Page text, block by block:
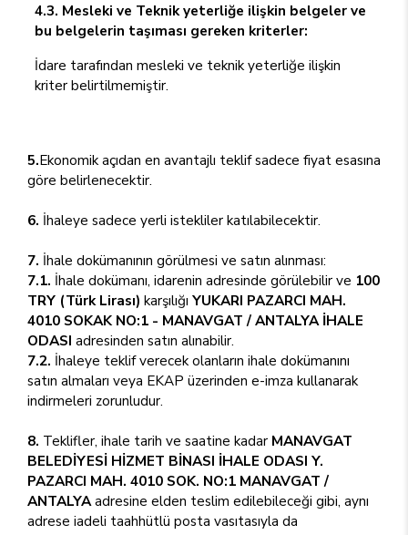
4.3. Mesleki ve Teknik yeterliğe ilişkin belgeler ve
bu belgelerin taşıması gereken kriterler:
İdare tarafından mesleki ve teknik yeterliğe ilişkin
kriter belirtilmemiştir.
5.Ekonomik açıdan en avantajlı teklif sadece fiyat esasına
göre belirlenecektir.
6. İhaleye sadece yerli istekliler katılabilecektir.
7. İhale dokümanının görülmesi ve satın alınması:
7.1. İhale dokümanı, idarenin adresinde görülebilir ve 100
TRY (Türk Lirası) karşılığı YUKARI PAZARCI MAH.
4010 SOKAK NO:1 - MANAVGAT / ANTALYA İHALE
ODASI adresinden satın alınabilir.
7.2. İhaleye teklif verecek olanların ihale dokümanını
satın almaları veya EKAP üzerinden e-imza kullanarak
indirmeleri zorunludur.
8. Teklifler, ihale tarih ve saatine kadar MANAVGAT
BELEDİYESİ HİZMET BİNASI İHALE ODASI Y.
PAZARCI MAH. 4010 SOK. NO:1 MANAVGAT /
ANTALYAadresine elden teslim edilebileceği gibi, aynı
adrese iadeli taahhütlü posta vasıtasıyla da